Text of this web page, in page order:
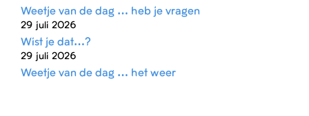
Weetje van de dag … heb je vragen
29 juli 2026
Wist je dat…?
29 juli 2026
Weetje van de dag … het weer